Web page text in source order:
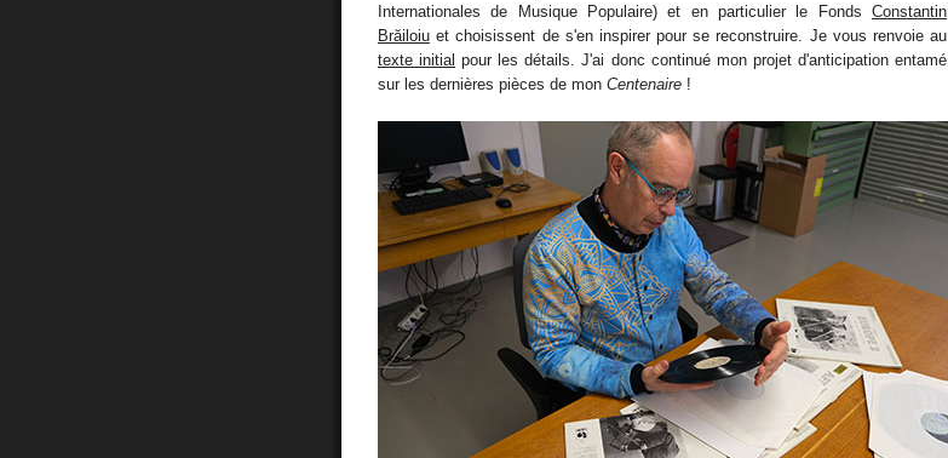
Internationales de Musique Populaire) et en particulier le Fonds Constantin
Brăiloiu et choisissent de s'en inspirer pour se reconstruire. Je vous renvoie au
texte initial pour les détails. J'ai donc continué mon projet d'anticipation entamé
sur les dernières pièces de mon Centenaire !